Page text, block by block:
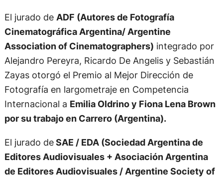
El jurado de ADF (Autores de Fotografía
Cinematográfica Argentina/ Argentine
Association of Cinematographers) integrado por ​
Alejandro Pereyra, Ricardo De Angelis y Sebastián
Zayas otorgó el Premio al Mejor Dirección de
Fotografía en largometraje en Competencia
Internacional a Emilia Oldrino y Fiona Lena Brown
por su trabajo en Carrero (Argentina).
El jurado deSAE / EDA (Sociedad Argentina de
Editores Audiovisuales + Asociación Argentina
de Editores Audiovisuales / Argentine Society of